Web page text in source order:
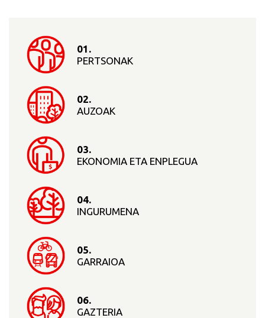
01.
PERTSONAK
02.
AUZOAK
03.
EKONOMIA ETA ENPLEGUA
04.
INGURUMENA
05.
GARRAIOA
06.
GAZTERIA